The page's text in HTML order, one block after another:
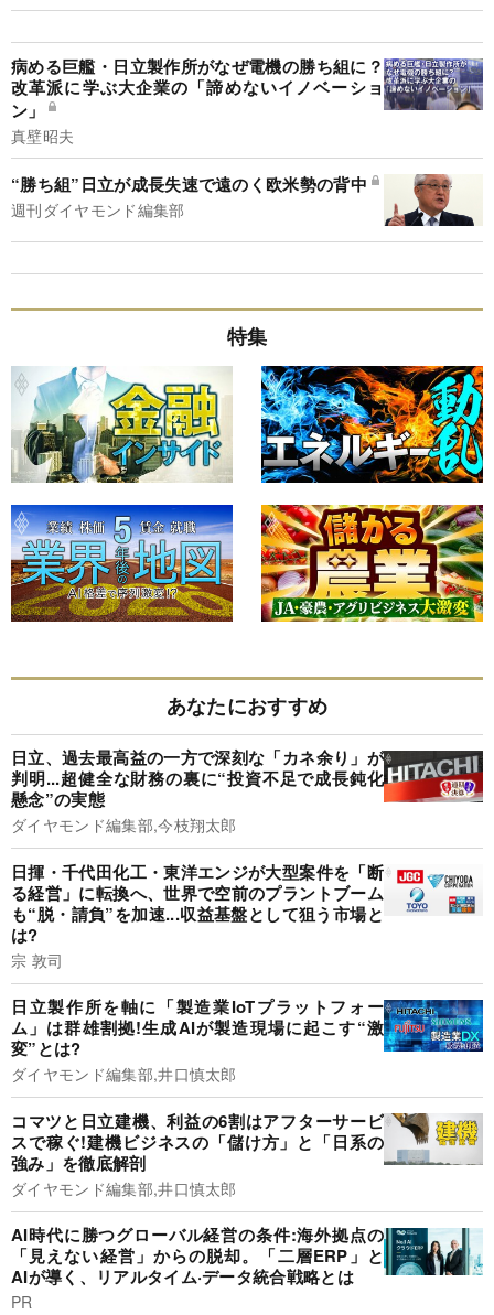
病める巨艦・日立製作所がなぜ電機の勝ち組に？
改革派に学ぶ大企業の「諦めないイノベーショ
ン」
真壁昭夫
“勝ち組”日立が成長失速で遠のく欧米勢の背中
週刊ダイヤモンド編集部
特集
あなたにおすすめ
日立、過去最高益の一方で深刻な「カネ余り」が
判明...超健全な財務の裏に“投資不足で成長鈍化
懸念”の実態
ダイヤモンド編集部,今枝翔太郎
日揮・千代田化工・東洋エンジが大型案件を「断
る経営」に転換へ、世界で空前のプラントブーム
も“脱・請負”を加速...収益基盤として狙う市場と
は?
宗 敦司
日立製作所を軸に「製造業IoTプラットフォー
ム」は群雄割拠!生成AIが製造現場に起こす“激
変”とは?
ダイヤモンド編集部,井口慎太郎
コマツと日立建機、利益の6割はアフターサービ
スで稼ぐ!建機ビジネスの「儲け方」と「日系の
強み」を徹底解剖
ダイヤモンド編集部,井口慎太郎
AI時代に勝つグローバル経営の条件:海外拠点の
「見えない経営」からの脱却。「二層ERP」と
AIが導く、リアルタイム·データ統合戦略とは
PR